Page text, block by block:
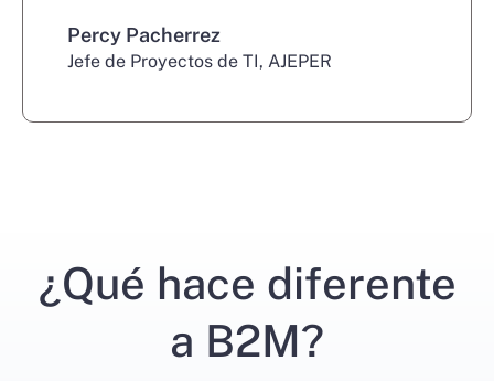
Percy Pacherrez
Jefe de Proyectos de TI, AJEPER
¿Qué hace diferente
a B2M?